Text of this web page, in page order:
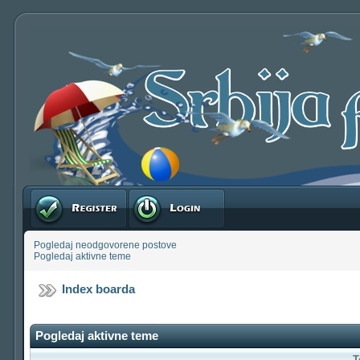
Registruj se Prijavite se
Pogledaj neodgovorene postove
Pogledaj aktivne teme
Index boarda
Pogledaj aktivne teme